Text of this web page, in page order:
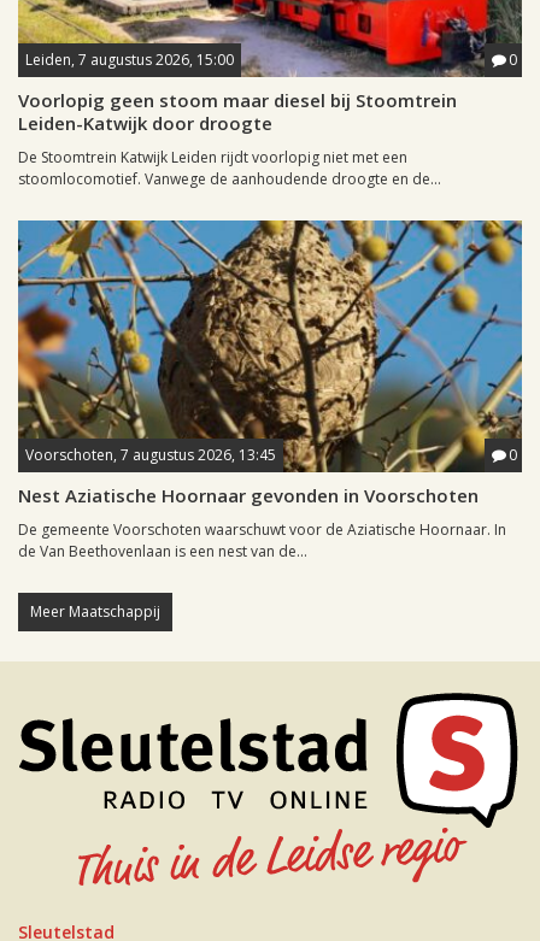
Leiden, 7 augustus 2026, 15:00 0
Voorlopig geen stoom maar diesel bij Stoomtrein
Leiden-Katwijk door droogte
De Stoomtrein Katwijk Leiden rijdt voorlopig niet met een
stoomlocomotief. Vanwege de aanhoudende droogte en de...
Voorschoten, 7 augustus 2026, 13:45 0
Nest Aziatische Hoornaar gevonden in Voorschoten
De gemeente Voorschoten waarschuwt voor de Aziatische Hoornaar. In
de Van Beethovenlaan is een nest van de...
Meer Maatschappij
Sleutelstad